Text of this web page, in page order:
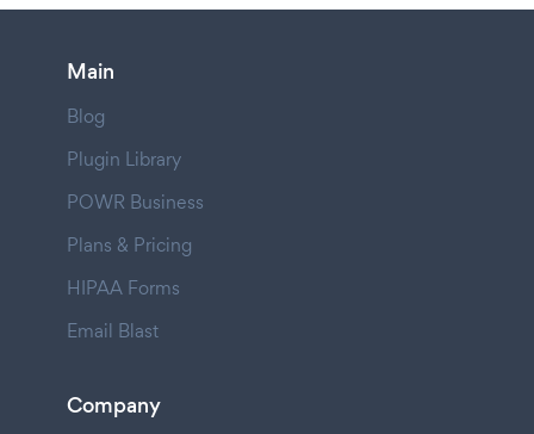
Main
Blog
Plugin Library
POWR Business
Plans & Pricing
HIPAA Forms
Email Blast
Company